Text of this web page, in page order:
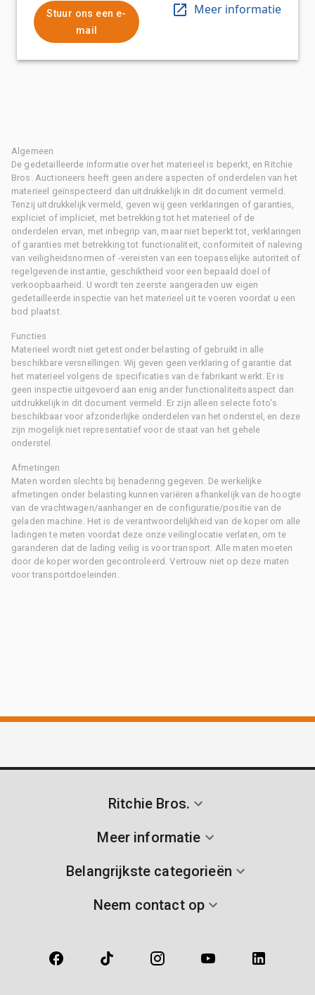
Stuur ons een e-
mail
Meer informatie
Algemeen
De gedetailleerde informatie over het materieel is beperkt, en Ritchie
Bros. Auctioneers heeft geen andere aspecten of onderdelen van het
materieel geïnspecteerd dan uitdrukkelijk in dit document vermeld.
Tenzij uitdrukkelijk vermeld, geven wij geen verklaringen of garanties,
expliciet of impliciet, met betrekking tot het materieel of de
onderdelen ervan, met inbegrip van, maar niet beperkt tot, verklaringen
of garanties met betrekking tot functionaliteit, conformiteit of naleving
van veiligheidsnormen of -vereisten van een toepasselijke autoriteit of
regelgevende instantie, geschiktheid voor een bepaald doel of
verkoopbaarheid. U wordt ten zeerste aangeraden uw eigen
gedetailleerde inspectie van het materieel uit te voeren voordat u een
bod plaatst.
Functies
Materieel wordt niet getest onder belasting of gebruikt in alle
beschikbare versnellingen. Wij geven geen verklaring of garantie dat
het materieel volgens de specificaties van de fabrikant werkt. Er is
geen inspectie uitgevoerd aan enig ander functionaliteitsaspect dan
uitdrukkelijk in dit document vermeld. Er zijn alleen selecte foto's
beschikbaar voor afzonderlijke onderdelen van het onderstel, en deze
zijn mogelijk niet representatief voor de staat van het gehele
onderstel.
Afmetingen
Maten worden slechts bij benadering gegeven. De werkelijke
afmetingen onder belasting kunnen variëren afhankelijk van de hoogte
van de vrachtwagen/aanhanger en de configuratie/positie van de
geladen machine. Het is de verantwoordelijkheid van de koper om alle
ladingen te meten voordat deze onze veilinglocatie verlaten, om te
garanderen dat de lading veilig is voor transport. Alle maten moeten
door de koper worden gecontroleerd. Vertrouw niet op deze maten
voor transportdoeleinden.
Ritchie Bros.
Meer informatie
Belangrijkste categorieën
Neem contact op